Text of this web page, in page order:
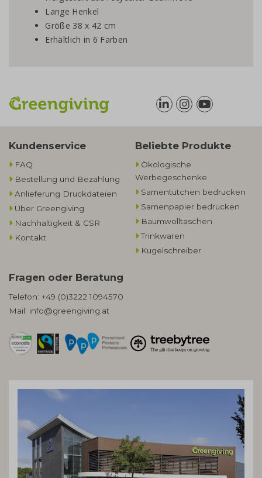
Lange Henkel
Größe 38 x 42 cm
Erhältlich in 6 Farben
Kundenservice
FAQ
Bestellung und Bezahlung
Anlieferung Druckdateien
Über Greengiving
Nachhaltigkeit & CSR
Kontakt
Beliebte Produkte
Ökologische
Werbegeschenke​
Samentütchen bedrucken
Samenpapier bedrucken
Baumwolltaschen​
Trinkwaren
Kugelschreiber
Fragen oder Beratung
Telefon: +49 (0)3222 1094570
Mail: info@greengiving.at